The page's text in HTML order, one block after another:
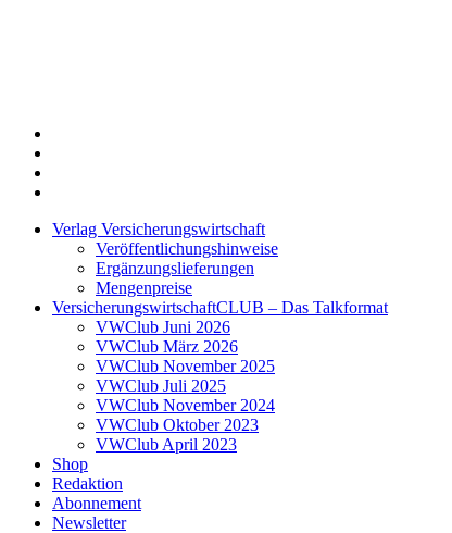
Verlag Versicherungswirtschaft
Veröffentlichungshinweise
Ergänzungslieferungen
Mengenpreise
VersicherungswirtschaftCLUB – Das Talkformat
VWClub Juni 2026
VWClub März 2026
VWClub November 2025
VWClub Juli 2025
VWClub November 2024
VWClub Oktober 2023
VWClub April 2023
Shop
Redaktion
Abonnement
Newsletter